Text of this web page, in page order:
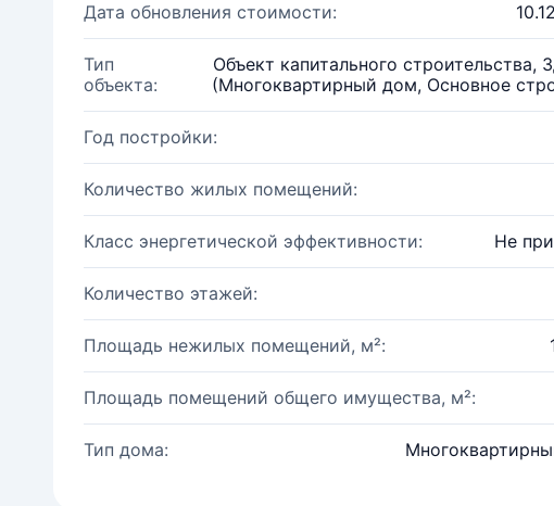
Дата обновления стоимости:
Тип
объекта:
Объект капитального строительства,
(Многоквартирный дом, Основное
Год постройки:
Количество жилых помещений:
Класс энергетической эффективности: Не
Количество этажей:
Площадь нежилых помещений, м²:
Площадь помещений общего имущества, м²:
Тип дома: